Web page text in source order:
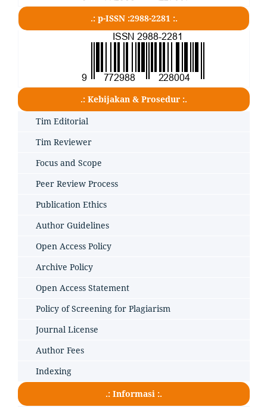
.: p-ISSN :2988-2281 :.
.: Kebijakan & Prosedur :.
Tim Editorial
Tim Reviewer
Focus and Scope
Peer Review Process
Publication Ethics
Author Guidelines
Open Access Policy
Archive Policy
Open Access Statement
Policy of Screening for Plagiarism
Journal License
Author Fees
Indexing
.: Informasi :.